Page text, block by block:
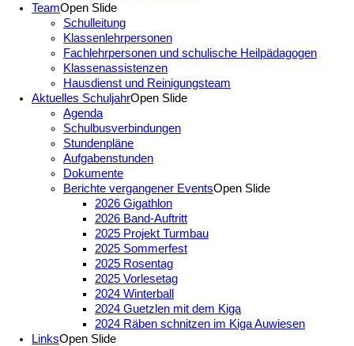
TeamOpen Slide
Schulleitung
Klassenlehrpersonen
Fachlehrpersonen und schulische Heilpädagogen
Klassenassistenzen
Hausdienst und Reinigungsteam
Aktuelles SchuljahrOpen Slide
Agenda
Schulbusverbindungen
Stundenpläne
Aufgabenstunden
Dokumente
Berichte vergangener EventsOpen Slide
2026 Gigathlon
2026 Band-Auftritt
2025 Projekt Turmbau
2025 Sommerfest
2025 Rosentag
2025 Vorlesetag
2024 Winterball
2024 Guetzlen mit dem Kiga
2024 Räben schnitzen im Kiga Auwiesen
LinksOpen Slide